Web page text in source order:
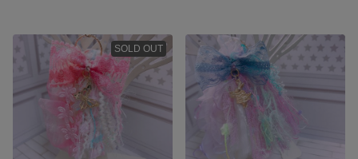
SOLD OUT